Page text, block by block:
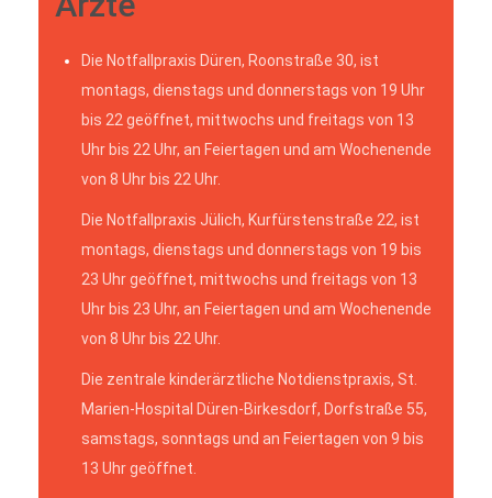
Die Notfallpraxis Düren, Roonstraße 30, ist
montags, dienstags und donnerstags von 19 Uhr
bis 22 geöffnet, mittwochs und freitags von 13
Uhr bis 22 Uhr, an Feiertagen und am Wochenende
von 8 Uhr bis 22 Uhr.
Die Notfallpraxis Jülich, Kurfürstenstraße 22, ist
montags, dienstags und donnerstags von 19 bis
23 Uhr geöffnet, mittwochs und freitags von 13
Uhr bis 23 Uhr, an Feiertagen und am Wochenende
von 8 Uhr bis 22 Uhr.
Die zentrale kinderärztliche Notdienstpraxis, St.
Marien-Hospital Düren-Birkesdorf, Dorfstraße 55,
samstags, sonntags und an Feiertagen von 9 bis
13 Uhr geöffnet.